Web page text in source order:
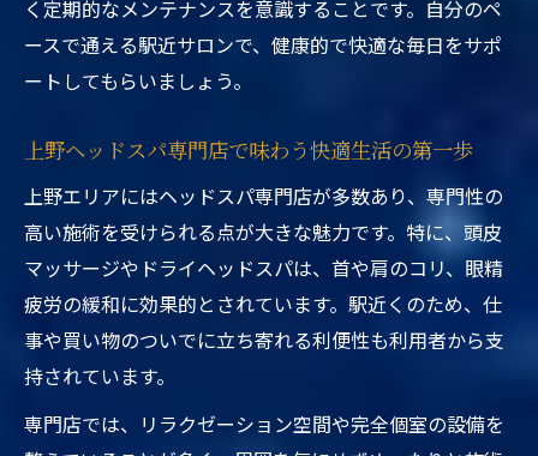
く定期的なメンテナンスを意識することです。自分のペ
ースで通える駅近サロンで、健康的で快適な毎日をサポ
ートしてもらいましょう。
上野ヘッドスパ専門店で味わう快適生活の第一歩
上野エリアにはヘッドスパ専門店が多数あり、専門性の
高い施術を受けられる点が大きな魅力です。特に、頭皮
マッサージやドライヘッドスパは、首や肩のコリ、眼精
疲労の緩和に効果的とされています。駅近くのため、仕
事や買い物のついでに立ち寄れる利便性も利用者から支
持されています。
専門店では、リラクゼーション空間や完全個室の設備を